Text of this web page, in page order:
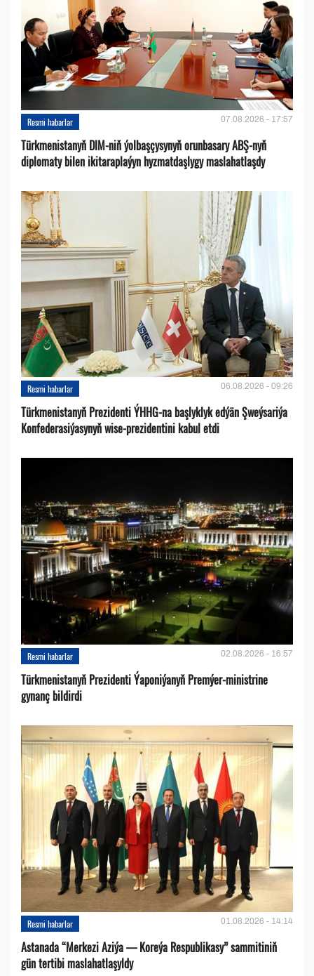
Resmi habarlar 07.08.2026 - 17:57
Türkmenistanyň DIM-niň ýolbaşçysynyň orunbasary ABŞ-nyň
diplomaty bilen ikitaraplaýyn hyzmatdaşlygy maslahatlaşdy
Resmi habarlar 06.08.2026 - 09:26
Türkmenistanyň Prezidenti ÝHHG-na başlyklyk edýän Şweýsariýa
Konfederasiýasynyň wise-prezidentini kabul etdi
Resmi habarlar 02.08.2026 - 16:57
Türkmenistanyň Prezidenti Ýaponiýanyň Premýer-ministrine
gynanç bildirdi
Resmi habarlar 01.08.2026 - 14:14
Astanada “Merkezi Aziýa — Koreýa Respublikasy” sammitiniň
gün tertibi maslahatlaşyldy